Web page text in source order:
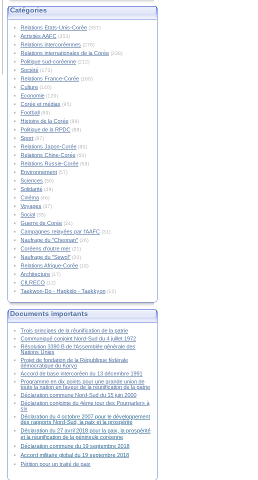
Catégories
Relations Etats-Unis-Corée (357)
Activités AAFC (353)
Relations intercoréennes (278)
Relations internationales de la Corée (238)
Politique sud-coréenne (212)
Société (173)
Relations France-Corée (160)
Culture (140)
Economie (120)
Corée et médias (95)
Football (89)
Histoire de la Corée (89)
Politique de la RPDC (88)
Sport (87)
Relations Japon-Corée (80)
Relations Chine-Corée (60)
Relations Russie-Corée (58)
Environnement (57)
Sciences (50)
Solidarité (49)
Cinéma (46)
Voyages (37)
Social (35)
Guerre de Corée (34)
Campagnes relayées par l'AAFC (31)
Naufrage du "Cheonan" (26)
Coréens d'outre mer (21)
Naufrage du "Sewol" (20)
Relations Afrique-Corée (18)
Architecture (17)
CILRECO (12)
Taekwon-Do - Hapkido - Taekkyon (12)
Documents importants
Trois principes de la réunification de la patrie
Communiqué conjoint Nord-Sud du 4 juillet 1972
Résolution 3390 B de l'Assemblée générale des
Nations Unies
Projet de fondation de la République fédérale
démocratique du Koryo
Accord de base intercoréen du 13 décembre 1991
Programme en dix points pour une grande union de
toute la nation en faveur de la réunification de la patrie
Déclaration commune Nord-Sud du 15 juin 2000
Déclaration conjointe du 4ème tour des Pourparlers à
six
Déclaration du 4 octobre 2007 pour le développement
des rapports Nord-Sud, la paix et la prospérité
Déclaration du 27 avril 2018 pour la paix, la prospérité
et la réunification de la péninsule coréenne
Déclaration commune du 19 septembre 2018
Accord militaire global du 19 septembre 2018
Pétition pour un traité de paix